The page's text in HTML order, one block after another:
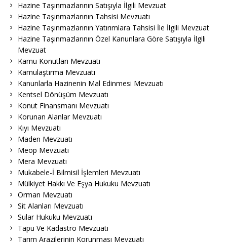
Hazine Taşınmazlarının Satışıyla İlgili Mevzuat
Hazine Taşınmazlarının Tahsisi Mevzuatı
Hazine Taşınmazlarının Yatırımlara Tahsisi İle İlgili Mevzuat
Hazine Taşınmazlarının Özel Kanunlara Göre Satışıyla İlgili
Mevzuat
Kamu Konutları Mevzuatı
Kamulaştırma Mevzuatı
Kanunlarla Hazinenin Mal Edinmesi Mevzuatı
Kentsel Dönüşüm Mevzuatı
Konut Finansmanı Mevzuatı
Korunan Alanlar Mevzuatı
Kıyı Mevzuatı
Maden Mevzuatı
Meop Mevzuatı
Mera Mevzuatı
Mukabele-İ Bilmisil İşlemleri Mevzuatı
Mülkiyet Hakkı Ve Eşya Hukuku Mevzuatı
Orman Mevzuatı
Sit Alanları Mevzuatı
Sular Hukuku Mevzuatı
Tapu Ve Kadastro Mevzuatı
Tarım Arazilerinin Korunması Mevzuatı